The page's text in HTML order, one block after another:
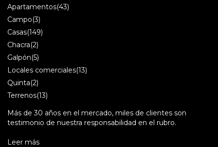
Apartamentos(43)
Campo(3)
Casas(149)
Chacra(2)
Galpón(5)
Locales comerciales(13)
Quinta(2)
Terrenos(13)
Más de 30 años en el mercado, miles de clientes son
testimonio de nuestra responsabilidad en el rubro.
Leer más